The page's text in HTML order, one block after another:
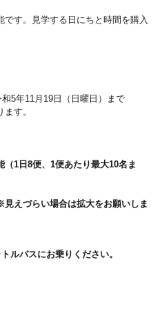
す。見学する日にちと時間を購入
5年11月19日（日曜日）まで
す。
1日8便、1便あたり最大10名ま
えづらい場合は拡大をお願いしま
ルバスにお乗りください。